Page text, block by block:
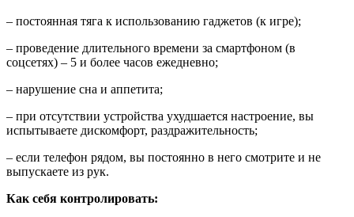
– постоянная тяга к использованию гаджетов (к игре);
– проведение длительного времени за смартфоном (в
соцсетях) – 5 и более часов ежедневно;
– нарушение сна и аппетита;
– при отсутствии устройства ухудшается настроение, вы
испытываете дискомфорт, раздражительность;
– если телефон рядом, вы постоянно в него смотрите и не
выпускаете из рук.
Как себя контролировать: